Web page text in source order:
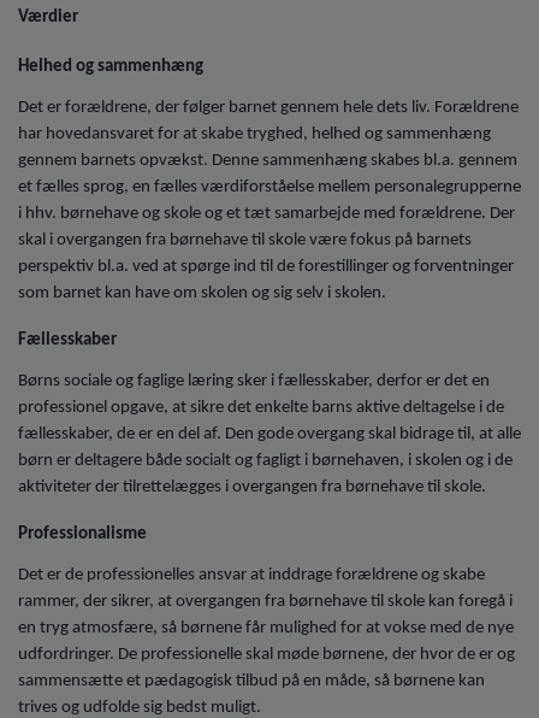
Værdier
Helhed og sammenhæng
Det er forældrene, der følger barnet gennem hele dets liv. Forældrene
har hovedansvaret for at skabe tryghed, helhed og sammenhæng
gennem barnets opvækst. Denne sammenhæng skabes bl.a. gennem
et fælles sprog, en fælles værdiforståelse mellem personalegrupperne
i hhv. børnehave og skole og et tæt samarbejde med forældrene. Der
skal i overgangen fra børnehave til skole være fokus på barnets
perspektiv bl.a. ved at spørge ind til de forestillinger og forventninger
som barnet kan have om skolen og sig selv i skolen.
Fællesskaber
Børns sociale og faglige læring sker i fællesskaber, derfor er det en
professionel opgave, at sikre det enkelte barns aktive deltagelse i de
fællesskaber, de er en del af. Den gode overgang skal bidrage til, at alle
børn er deltagere både socialt og fagligt i børnehaven, i skolen og i de
aktiviteter der tilrettelægges i overgangen fra børnehave til skole.
Professionalisme
Det er de professionelles ansvar at inddrage forældrene og skabe
rammer, der sikrer, at overgangen fra børnehave til skole kan foregå i
en tryg atmosfære, så børnene får mulighed for at vokse med de nye
udfordringer. De professionelle skal møde børnene, der hvor de er og
sammensætte et pædagogisk tilbud på en måde, så børnene kan
trives og udfolde sig bedst muligt.